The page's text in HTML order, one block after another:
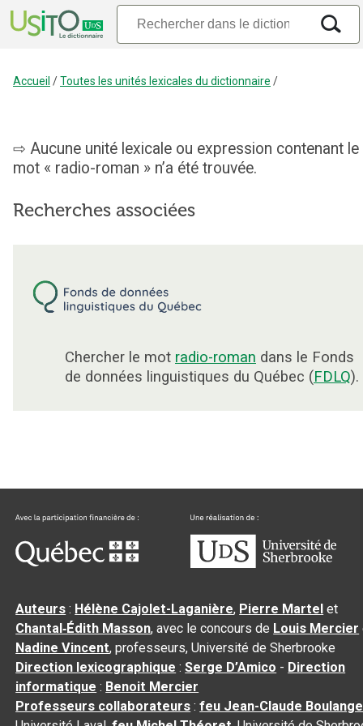
Accueil /Toutes les unités lexicales du dictionnaire /
Aucune unité lexicale ou expression contenant le
mot « radio-roman » n’a été trouvée.
Recherches associées
Chercher le mot radio-roman dans le Fonds
de données linguistiques du Québec (FDLQ).
Auteurs : Hélène Cajolet-Laganière, Pierre Martel et
Chantal‑Édith Masson, avec le concours de Louis Mercier
Nadine Vincent, professeurs, Université de Sherbrooke
Direction lexicographique :Serge D’Amico - Direction
informatique : Benoit Mercier
Professeurs collaborateurs :feu Jean-Claude